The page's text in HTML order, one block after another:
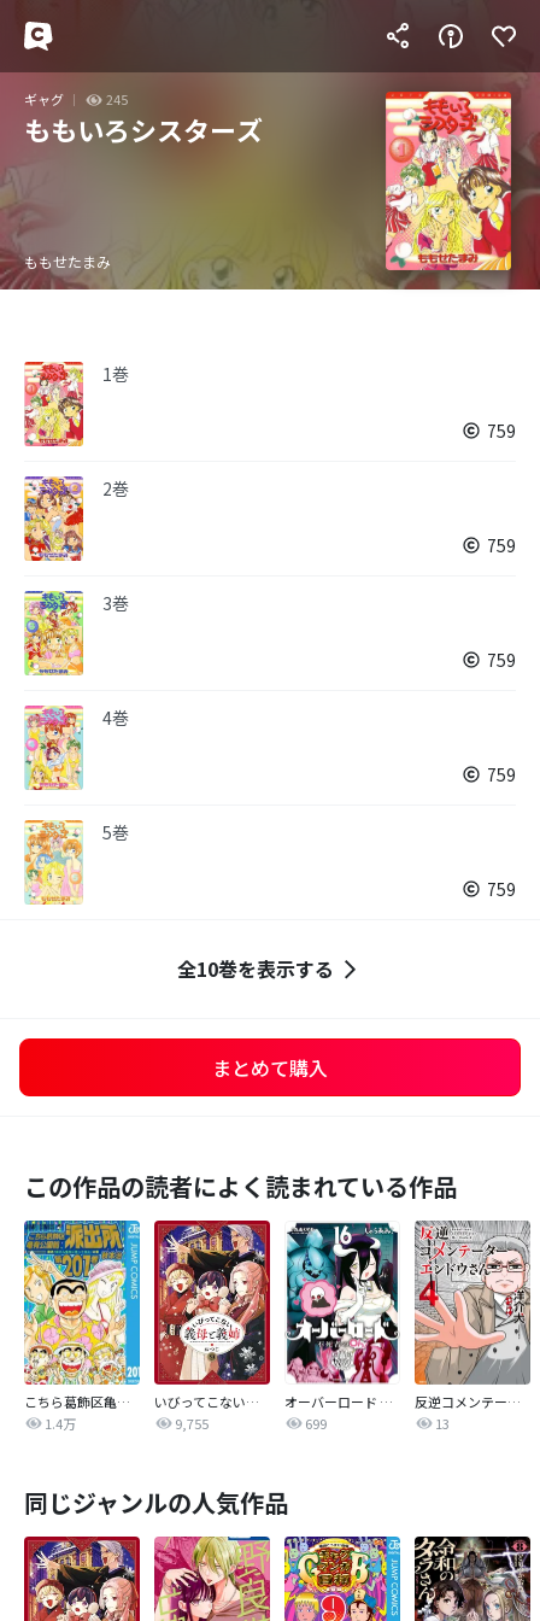
ギャグ 245
ももいろシスターズ
ももせたまみ
1巻
759
2巻
759
3巻
759
4巻
759
5巻
759
全10巻を表示する
まとめて購入
この作品の読者によく読まれている作品
こちら葛飾区亀有公園前派出所
1.4万
いびってこない義母と義姉
9,755
オーバーロード 不死者のOh!
699
反逆コメンテーターエンドウさん
13
同じジャンルの人気作品